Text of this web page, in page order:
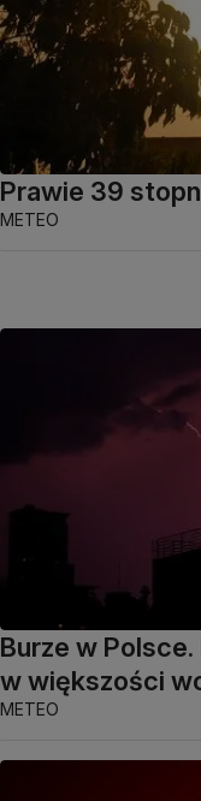
Prawie 39
METEO
Burze w
w większości
METEO